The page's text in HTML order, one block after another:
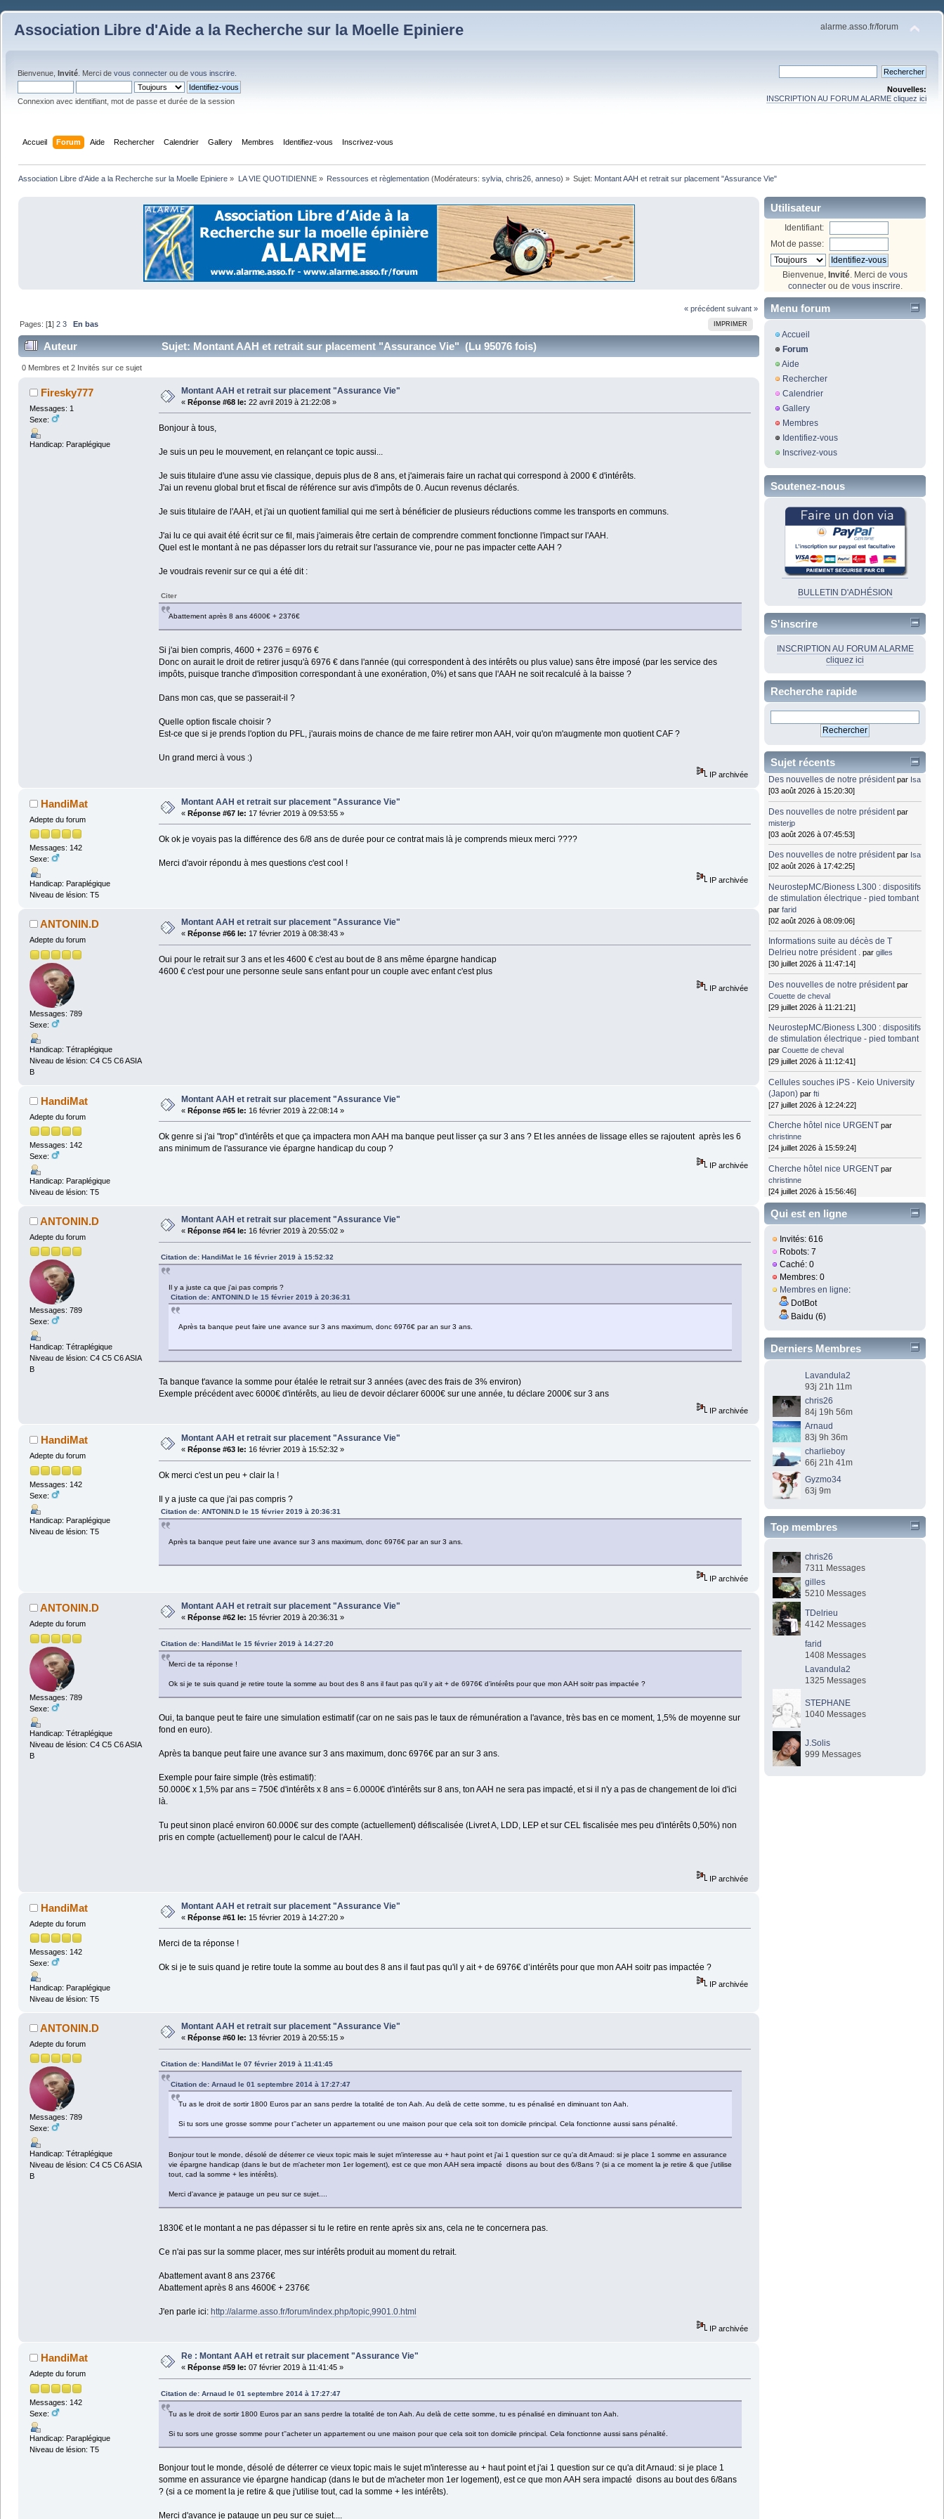
Association Libre d'Aide a la Recherche sur la Moelle Epiniere alarme.asso.fr/forum
Bienvenue, Invité . Merci de vous connecter ou de vous inscrire
Connexion avec identifiant, mot de passe et durée de la session
Nouvelles:
INSCRIPTION AU FORUM ALARME cliquez ici
Accueil Forum Aide Rechercher Calendrier Gallery Membres Identifiez-vous Inscrivez-vous
Association Libre d'Aide a la Recherche sur la Moelle Epiniere » LA VIE QUOTIDIENNE» Ressources et règlementation(Modérateurs: sylvia, chris26, anneso) » Sujet: Montant AAH et retrait sur placement "Assurance Vie"
« précédent suivant »
IMPRIMER
Pages: [1]2 3 En bas
Auteur Sujet: Montant AAH et retrait sur placement "Assurance Vie" (Lu 95076 fois)
0 Membres et 2 Invités sur ce sujet
Firesky777
Messages: 1
Sexe:
Handicap: Paraplégique
Montant AAH et retrait sur placement "Assurance Vie"
« Réponse #68 le: 22 avril 2019 à 21:22:08 »
Bonjour à tous,
Je suis un peu le mouvement, en relançant ce topic aussi...
Je suis titulaire d'une assu vie classique, depuis plus de 8 ans, et j'aimerais faire un rachat qui correspond à 2000 € d'intérêts.
J'ai un revenu global brut et fiscal de référence sur avis d'impôts de 0. Aucun revenus déclarés.
Je suis titulaire de l'AAH, et j'ai un quotient familial qui me sert à bénéficier de plusieurs réductions comme les transports en communs.
J'ai lu ce qui avait été écrit sur ce fil, mais j'aimerais être certain de comprendre comment fonctionne l'impact sur l'AAH.
Quel est le montant à ne pas dépasser lors du retrait sur l'assurance vie, pour ne pas impacter cette AAH ?
Je voudrais revenir sur ce qui a été dit :
Citer
Abattement après 8 ans 4600€ + 2376€
Si j'ai bien compris, 4600 + 2376 = 6976 €
Donc on aurait le droit de retirer jusqu'à 6976 € dans l'année (qui correspondent à des intérêts ou plus value) sans être imposé (par les service des
impôts, puisque tranche d'imposition correspondant à une exonération, 0%) et sans que l'AAH ne soit recalculé à la baisse ?
Dans mon cas, que se passerait-il ?
Quelle option fiscale choisir ?
Est-ce que si je prends l'option du PFL, j'aurais moins de chance de me faire retirer mon AAH, voir qu'on m'augmente mon quotient CAF ?
Un grand merci à vous :)
IP archivée
HandiMat
Adepte du forum
Messages: 142
Sexe:
Handicap: Paraplégique
Niveau de lésion: T5
Montant AAH et retrait sur placement "Assurance Vie"
« Réponse #67 le: 17 février 2019 à 09:53:55 »
Ok ok je voyais pas la différence des 6/8 ans de durée pour ce contrat mais là je comprends mieux merci ????
Merci d'avoir répondu à mes questions c'est cool !
IP archivée
ANTONIN.D
Adepte du forum
Messages: 789
Sexe:
Handicap: Tétraplégique
Niveau de lésion: C4 C5 C6 ASIA
B
Montant AAH et retrait sur placement "Assurance Vie"
« Réponse #66 le: 17 février 2019 à 08:38:43 »
Oui pour le retrait sur 3 ans et les 4600 € c'est au bout de 8 ans même épargne handicap
4600 € c'est pour une personne seule sans enfant pour un couple avec enfant c'est plus
IP archivée
HandiMat
Adepte du forum
Messages: 142
Sexe:
Handicap: Paraplégique
Niveau de lésion: T5
Montant AAH et retrait sur placement "Assurance Vie"
« Réponse #65 le: 16 février 2019 à 22:08:14 »
Ok genre si j'ai "trop" d'intérêts et que ça impactera mon AAH ma banque peut lisser ça sur 3 ans ? Et les années de lissage elles se rajoutent après les 6
ans minimum de l'assurance vie épargne handicap du coup ?
IP archivée
ANTONIN.D
Adepte du forum
Messages: 789
Sexe:
Handicap: Tétraplégique
Niveau de lésion: C4 C5 C6 ASIA
B
Montant AAH et retrait sur placement "Assurance Vie"
« Réponse #64 le: 16 février 2019 à 20:55:02 »
Citation de: HandiMat le 16 février 2019 à 15:52:32
Il y a juste ca que j'ai pas compris ?
Citation de: ANTONIN.D le 15 février 2019 à 20:36:31
Après ta banque peut faire une avance sur 3 ans maximum, donc 6976€ par an sur 3 ans.
Ta banque t'avance la somme pour étalée le retrait sur 3 années (avec des frais de 3% environ)
Exemple précédent avec 6000€ d'intérêts, au lieu de devoir déclarer 6000€ sur une année, tu déclare 2000€ sur 3 ans
IP archivée
HandiMat
Adepte du forum
Messages: 142
Sexe:
Handicap: Paraplégique
Niveau de lésion: T5
Montant AAH et retrait sur placement "Assurance Vie"
« Réponse #63 le: 16 février 2019 à 15:52:32 »
Ok merci c'est un peu + clair la !
Il y a juste ca que j'ai pas compris ?
Citation de: ANTONIN.D le 15 février 2019 à 20:36:31
Après ta banque peut faire une avance sur 3 ans maximum, donc 6976€ par an sur 3 ans.
IP archivée
ANTONIN.D
Adepte du forum
Messages: 789
Sexe:
Handicap: Tétraplégique
Niveau de lésion: C4 C5 C6 ASIA
B
Montant AAH et retrait sur placement "Assurance Vie"
« Réponse #62 le: 15 février 2019 à 20:36:31 »
Citation de: HandiMat le 15 février 2019 à 14:27:20
Merci de ta réponse !
Ok si je te suis quand je retire toute la somme au bout des 8 ans il faut pas qu'il y ait + de 6976€ d’intérêts pour que mon AAH soitr pas impactée ?
Oui, ta banque peut te faire une simulation estimatif (car on ne sais pas le taux de rémunération a l'avance, très bas en ce moment, 1,5% de moyenne sur
fond en euro).
Après ta banque peut faire une avance sur 3 ans maximum, donc 6976€ par an sur 3 ans.
Exemple pour faire simple (très estimatif):
50.000€ x 1,5% par ans = 750€ d'intérêts x 8 ans = 6.0000€ d'intérêts sur 8 ans, ton AAH ne sera pas impacté, et si il n'y a pas de changement de loi d'ici
là.
Tu peut sinon placé environ 60.000€ sur des compte (actuellement) défiscalisée (Livret A, LDD, LEP et sur CEL fiscalisée mes peu d'intérêts 0,50%) non
pris en compte (actuellement) pour le calcul de l'AAH.
IP archivée
HandiMat
Adepte du forum
Messages: 142
Sexe:
Handicap: Paraplégique
Niveau de lésion: T5
Montant AAH et retrait sur placement "Assurance Vie"
« Réponse #61 le: 15 février 2019 à 14:27:20 »
Merci de ta réponse !
Ok si je te suis quand je retire toute la somme au bout des 8 ans il faut pas qu'il y ait + de 6976€ d’intérêts pour que mon AAH soitr pas impactée ?
IP archivée
ANTONIN.D
Adepte du forum
Messages: 789
Sexe:
Handicap: Tétraplégique
Niveau de lésion: C4 C5 C6 ASIA
B
Montant AAH et retrait sur placement "Assurance Vie"
« Réponse #60 le: 13 février 2019 à 20:55:15 »
Citation de: HandiMat le 07 février 2019 à 11:41:45
Citation de: Arnaud le 01 septembre 2014 à 17:27:47
Tu as le droit de sortir 1800 Euros par an sans perdre la totalité de ton Aah. Au delà de cette somme, tu es pénalisé en diminuant ton Aah.
Si tu sors une grosse somme pour t''acheter un appartement ou une maison pour que cela soit ton domicile principal. Cela fonctionne aussi sans pénalité.
Bonjour tout le monde, désolé de déterrer ce vieux topic mais le sujet m'interesse au + haut point et j'ai 1 question sur ce qu'a dit Arnaud: si je place 1 somme en assurance
vie épargne handicap (dans le but de m'acheter mon 1er logement), est ce que mon AAH sera impacté disons au bout des 6/8ans ? (si a ce moment la je retire & que j'utilise
tout, cad la somme + les intérêts).
Merci d'avance je patauge un peu sur ce sujet....
1830€ et le montant a ne pas dépasser si tu le retire en rente après six ans, cela ne te concernera pas.
Ce n'ai pas sur la somme placer, mes sur intérêts produit au moment du retrait.
Abattement avant 8 ans 2376€
Abattement après 8 ans 4600€ + 2376€
J'en parle ici: http://alarme.asso.fr/forum/index.php/topic,9901.0.html
IP archivée
HandiMat
Adepte du forum
Messages: 142
Sexe:
Handicap: Paraplégique
Niveau de lésion: T5
Re : Montant AAH et retrait sur placement "Assurance Vie"
« Réponse #59 le: 07 février 2019 à 11:41:45 »
Citation de: Arnaud le 01 septembre 2014 à 17:27:47
Tu as le droit de sortir 1800 Euros par an sans perdre la totalité de ton Aah. Au delà de cette somme, tu es pénalisé en diminuant ton Aah.
Si tu sors une grosse somme pour t''acheter un appartement ou une maison pour que cela soit ton domicile principal. Cela fonctionne aussi sans pénalité.
Bonjour tout le monde, désolé de déterrer ce vieux topic mais le sujet m'interesse au + haut point et j'ai 1 question sur ce qu'a dit Arnaud: si je place 1
somme en assurance vie épargne handicap (dans le but de m'acheter mon 1er logement), est ce que mon AAH sera impacté disons au bout des 6/8ans
? (si a ce moment la je retire & que j'utilise tout, cad la somme + les intérêts).
Merci d'avance je patauge un peu sur ce sujet....
Utilisateur
Identifiant:
Mot de passe:
Bienvenue, Invité . Merci de vous
connecterou de vous inscrire
Menu forum
Accueil
Forum
Aide
Rechercher
Calendrier
Gallery
Membres
Identifiez-vous
Inscrivez-vous
Soutenez-nous
BULLETIN D'ADHÉSION
S'inscrire
INSCRIPTION AU FORUM ALARME
cliquez ici
Recherche rapide
Sujet récents
Des nouvelles de notre président par Isa
[03 août 2026 à 15:20:30]
Des nouvelles de notre président par
misterjp
[03 août 2026 à 07:45:53]
Des nouvelles de notre président par Isa
[02 août 2026 à 17:42:25]
NeurostepMC/Bioness L300 : dispositifs
de stimulation électrique - pied tombant
parfarid
[02 août 2026 à 08:09:06]
Informations suite au décès de T
Delrieu notre président . pargilles
[30 juillet 2026 à 11:47:14]
Des nouvelles de notre président par
Couette de cheval
[29 juillet 2026 à 11:21:21]
NeurostepMC/Bioness L300 : dispositifs
de stimulation électrique - pied tombant
parCouette de cheval
[29 juillet 2026 à 11:12:41]
Cellules souches iPS - Keio University
(Japon) parfti
[27 juillet 2026 à 12:24:22]
Cherche hôtel nice URGENT par
christinne
[24 juillet 2026 à 15:59:24]
Cherche hôtel nice URGENT par
christinne
[24 juillet 2026 à 15:56:46]
Qui est en ligne
Invités: 616
Robots: 7
Caché: 0
Membres: 0
Membres en ligne:
DotBot
Baidu (6)
Derniers Membres
Lavandula2
93j 21h 11m
chris26
84j 19h 56m
Arnaud
83j 9h 36m
charlieboy
66j 21h 41m
Gyzmo34
63j 9m
Top membres
chris26
7311 Messages
gilles
5210 Messages
TDelrieu
4142 Messages
farid
1408 Messages
Lavandula2
1325 Messages
STEPHANE
1040 Messages
J.Solis
999 Messages